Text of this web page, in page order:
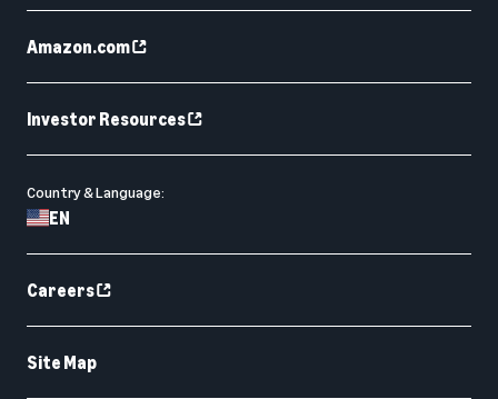
Amazon.com
Investor Resources
Country & Language:
EN
Careers
Site Map